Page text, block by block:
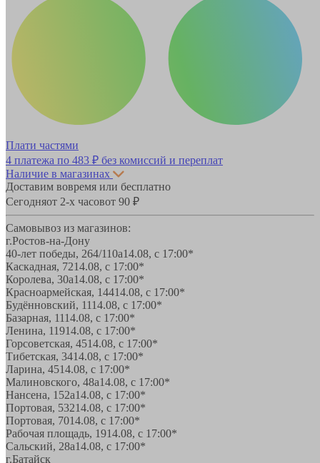
Плати частями
4 платежа по 483 ₽ без комиссий и переплат
Наличие в магазинах
Доставим вовремя или бесплатно
Сегодняот 2-х часовот 90 ₽
Самовывоз из магазинов:
г.Ростов-на-Дону
40-лет победы, 264/110а14.08, с 17:00*
Каскадная, 7214.08, с 17:00*
Королева, 30а14.08, с 17:00*
Красноармейская, 14414.08, с 17:00*
Будённовский, 1114.08, с 17:00*
Базарная, 1114.08, с 17:00*
Ленина, 11914.08, с 17:00*
Горсоветская, 4514.08, с 17:00*
Тибетская, 3414.08, с 17:00*
Ларина, 4514.08, с 17:00*
Малиновского, 48а14.08, с 17:00*
Нансена, 152а14.08, с 17:00*
Портовая, 53214.08, с 17:00*
Портовая, 7014.08, с 17:00*
Рабочая площадь, 1914.08, с 17:00*
Сальский, 28a14.08, с 17:00*
г.Батайск